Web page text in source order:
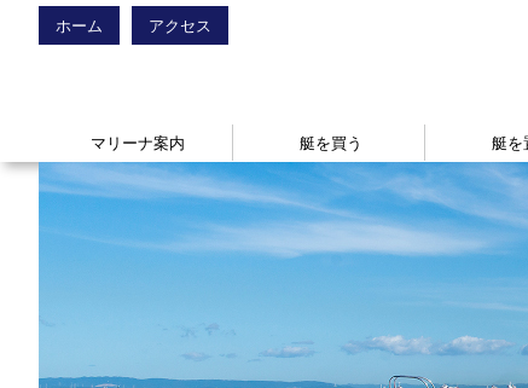
ホーム アクセス
マリーナ案内 艇を買う 艇を